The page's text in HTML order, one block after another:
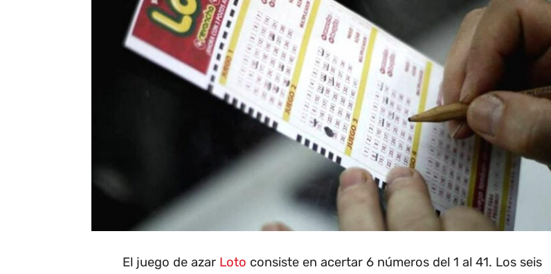
El juego de azar Loto consiste en acertar 6 números del 1 al 41. Los seis